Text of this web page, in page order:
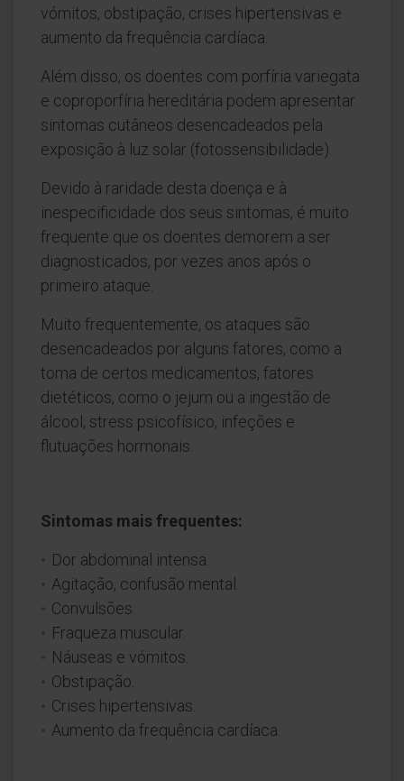
vómitos, obstipação, crises hipertensivas e
aumento da frequência cardíaca.
Além disso, os doentes com porfíria variegata
e coproporfíria hereditária podem apresentar
sintomas cutâneos desencadeados pela
exposição à luz solar (fotossensibilidade).
Devido à raridade desta doença e à
inespecificidade dos seus sintomas, é muito
frequente que os doentes demorem a ser
diagnosticados, por vezes anos após o
primeiro ataque.
Muito frequentemente, os ataques são
desencadeados por alguns fatores, como a
toma de certos medicamentos, fatores
dietéticos, como o jejum ou a ingestão de
álcool, stress psicofísico, infeções e
flutuações hormonais.
Sintomas mais frequentes:
Dor abdominal intensa.
Agitação, confusão mental.
Convulsões.
Fraqueza muscular.
Náuseas e vómitos.
Obstipação.
Crises hipertensivas.
Aumento da frequência cardíaca.